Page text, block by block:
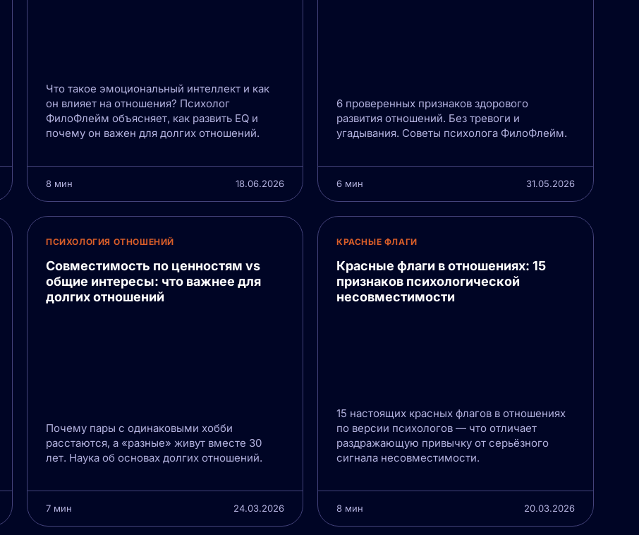
Что такое эмоциональный интеллект и как
он влияет на отношения? Психолог
ФилоФлейм объясняет, как развить EQ и
почему он важен для долгих отношений.
8 мин 18.06.2026
6 проверенных признаков здорового
развития отношений. Без тревоги и
угадывания. Советы психолога ФилоФлейм.
6 мин 31.05.2026
ПСИХОЛОГИЯ ОТНОШЕНИЙ
Совместимость по ценностям vs
общие интересы: что важнее для
долгих отношений
Почему пары с одинаковыми хобби
расстаются, а «разные» живут вместе 30
лет. Наука об основах долгих отношений.
7 мин 24.03.2026
КРАСНЫЕ ФЛАГИ
Красные флаги в отношениях: 15
признаков психологической
несовместимости
15 настоящих красных флагов в отношениях
по версии психологов — что отличает
раздражающую привычку от серьёзного
сигнала несовместимости.
8 мин 20.03.2026